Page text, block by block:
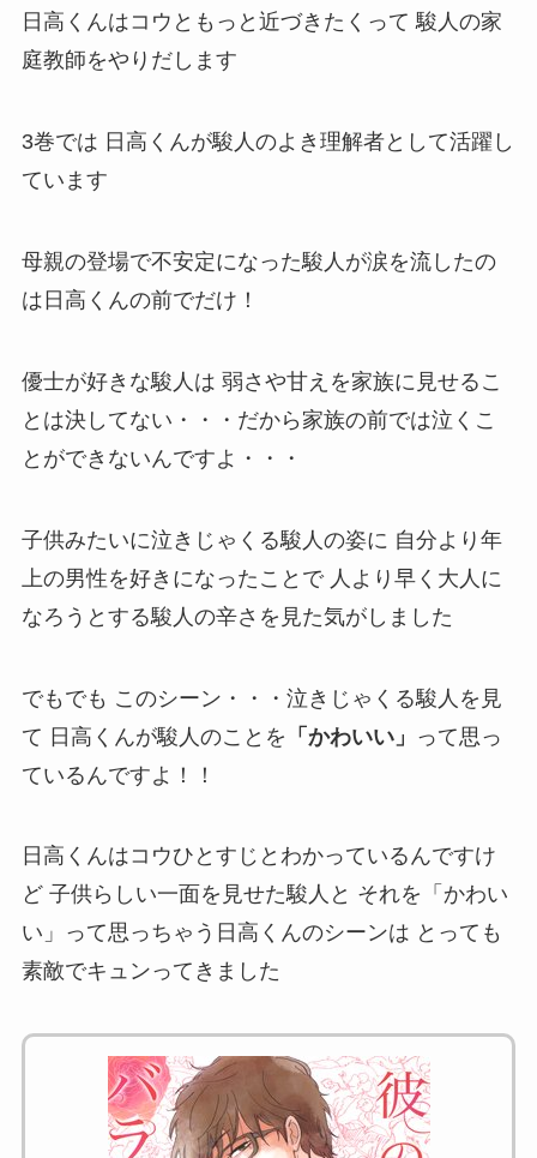
日高くんはコウともっと近づきたくって 駿人の家
庭教師をやりだします
3巻では 日高くんが駿人のよき理解者として活躍し
ています
母親の登場で不安定になった駿人が涙を流したの
は日高くんの前でだけ！
優士が好きな駿人は 弱さや甘えを家族に見せるこ
とは決してない・・・だから家族の前では泣くこ
とができないんですよ・・・
子供みたいに泣きじゃくる駿人の姿に 自分より年
上の男性を好きになったことで 人より早く大人に
なろうとする駿人の辛さを見た気がしました
でもでも このシーン・・・泣きじゃくる駿人を見
て 日高くんが駿人のことを 「かわいい」 って思っ
ているんですよ！！
日高くんはコウひとすじとわかっているんですけ
ど 子供らしい一面を見せた駿人と それを「かわい
い」って思っちゃう日高くんのシーンは とっても
素敵でキュンってきました